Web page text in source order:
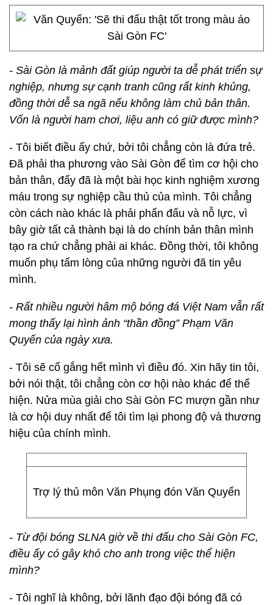
- Sài Gòn là mảnh đất giúp người ta dễ phát triển sự
nghiệp, nhưng sự cạnh tranh cũng rất kinh khủng,
đồng thời dễ sa ngã nếu không làm chủ bản thân.
Vốn là người ham chơi, liệu anh có giữ được mình?
- Tôi biết điều ấy chứ, bởi tôi chẳng còn là đứa trẻ.
Đã phải tha phương vào Sài Gòn để tìm cơ hội cho
bản thân, đấy đã là một bài học kinh nghiệm xương
máu trong sự nghiệp cầu thủ của mình. Tôi chẳng
còn cách nào khác là phải phấn đấu và nỗ lực, vì
bây giờ tất cả thành bại là do chính bản thân mình
tạo ra chứ chẳng phải ai khác. Đồng thời, tôi không
muốn phụ tấm lòng của những người đã tin yêu
mình.
- Rất nhiều người hâm mộ bóng đá Việt Nam vẫn rất
mong thấy lại hình ảnh “thần đồng” Phạm Văn
Quyến của ngày xưa.
- Tôi sẽ cố gắng hết mình vì điều đó. Xin hãy tin tôi,
bởi nói thật, tôi chẳng còn cơ hội nào khác để thể
hiện. Nửa mùa giải cho Sài Gòn FC mượn gần như
là cơ hội duy nhất để tôi tìm lại phong độ và thương
hiệu của chính mình.
Trợ lý thủ môn Văn Phụng đón Văn Quyến
- Từ đội bóng SLNA giờ về thi đấu cho Sài Gòn FC,
điều ấy có gây khó cho anh trong việc thể hiện
mình?
- Tôi nghĩ là không, bởi lãnh đạo đội bóng đã có